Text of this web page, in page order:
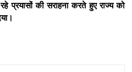
प्रयासों की सराहना करते हुए राज्य को